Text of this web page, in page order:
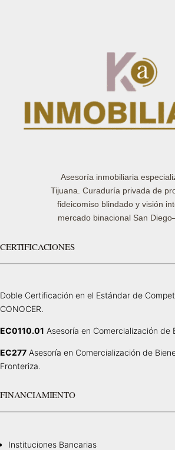
Asesoría inmobiliaria
Tijuana. Curaduría privada de
fideicomiso blindado y visión
mercado binacional San
CERTIFICACIONES
Doble Certificación en el Estándar de
CONOCER.
EC0110.01 Asesoría en Comercialización de
EC277 Asesoría en Comercialización de
Fronteriza.
FINANCIAMIENTO
Instituciones Bancarias